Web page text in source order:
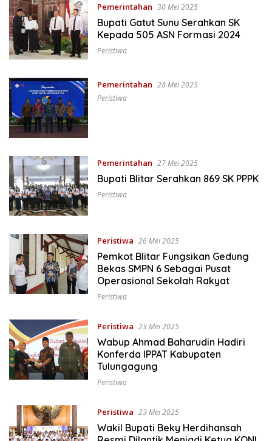
Pemerintahan 30 Mei 2025
Bupati Gatut Sunu Serahkan SK
Kepada 505 ASN Formasi 2024
Peristiwa
Pemerintahan 28 Mei 2025
Peristiwa
Pemerintahan 27 Mei 2025
Bupati Blitar Serahkan 869 SK PPPK
Peristiwa
Peristiwa 26 Mei 2025
Pemkot Blitar Fungsikan Gedung
Bekas SMPN 6 Sebagai Pusat
Operasional Sekolah Rakyat
Peristiwa
Peristiwa 23 Mei 2025
Wabup Ahmad Baharudin Hadiri
Konferda IPPAT Kabupaten
Tulungagung
Peristiwa
Peristiwa 23 Mei 2025
Wakil Bupati Beky Herdihansah